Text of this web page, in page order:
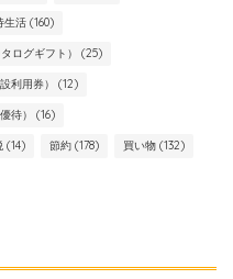
生活 (160)
ログギフト） (25)
利用券） (12)
待） (16)
(14) 節約 (178) 買い物 (132)